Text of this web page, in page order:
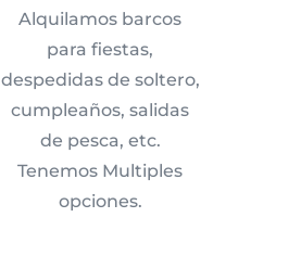
Alquilamos barcos
para fiestas,
despedidas de soltero,
cumpleaños, salidas
de pesca, etc.
Tenemos Multiples
opciones.